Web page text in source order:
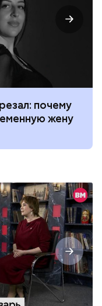
почему
жену